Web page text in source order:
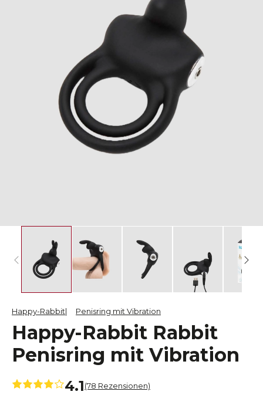
Happy-Rabbit Penisring mit Vibration
Happy-Rabbit Rabbit
Penisring mit Vibration
4.1(78 Rezensionen)